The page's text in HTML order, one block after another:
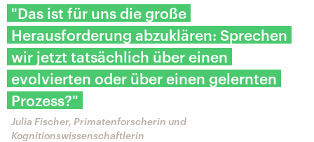
"Das ist für uns die große
Herausforderung abzuklären: Sprechen
wir jetzt tatsächlich über einen
evolvierten oder über einen gelernten
Prozess?"
Julia Fischer, Primatenforscherin und
Kognitionswissenschaftlerin